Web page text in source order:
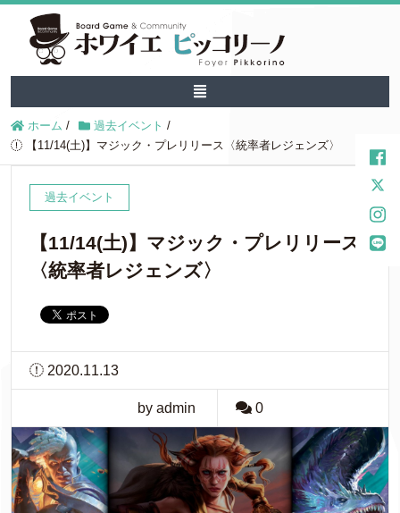
ホーム / 過去イベント /
【11/14(土)】マジック・プレリリース〈統率者レジェンズ〉
過去イベント
【11/14(土)】マジック・プレリリース
〈統率者レジェンズ〉
2020.11.13
by admin 0